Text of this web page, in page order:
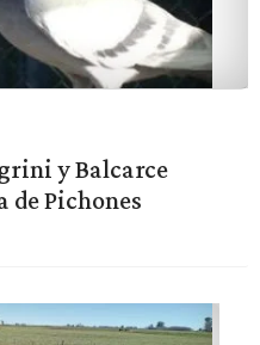
y Balcarce
Pichones